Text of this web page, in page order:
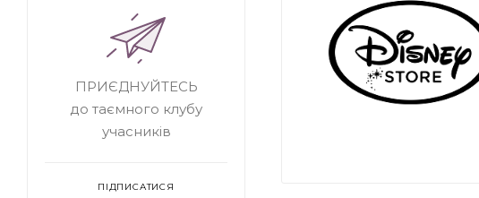
ПРИЄДНУЙТЕСЬ
до таємного клубу
учасників
ПІДПИСАТИСЯ